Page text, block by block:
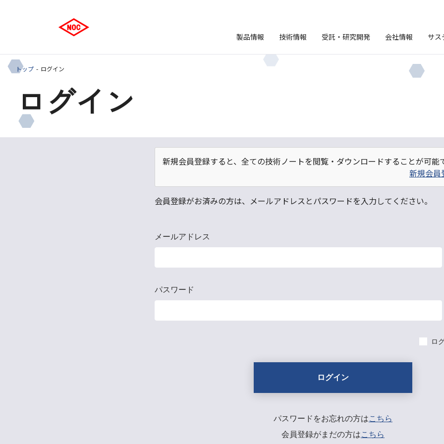
製品情報
技術情報 受託・研究開発 会社情報 サス
トップ ログイン
ログイン
新規会員登録すると、全ての技術ノートを閲覧・ダウンロードすることが可能
新規会員
会員登録がお済みの方は、メールアドレスとパスワードを入力してください。
メールアドレス
パスワード
ロ
パスワードをお忘れの方はこちら
会員登録がまだの方はこちら